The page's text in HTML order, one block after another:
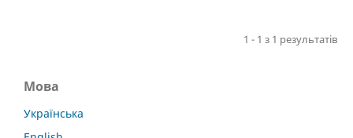
1 - 1 з 1 результатів
Мова
Українська